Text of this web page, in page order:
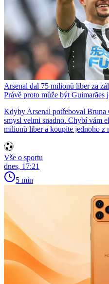
Arsenal dal 75 milionů liber za
Právě proto může být Guimarães
Kdyby Arsenal potřeboval Bruna
smysl velmi snadno. Chybí vám
milionů liber a koupíte jednoho z
Vše o sportu
dnes, 17:21
5 min